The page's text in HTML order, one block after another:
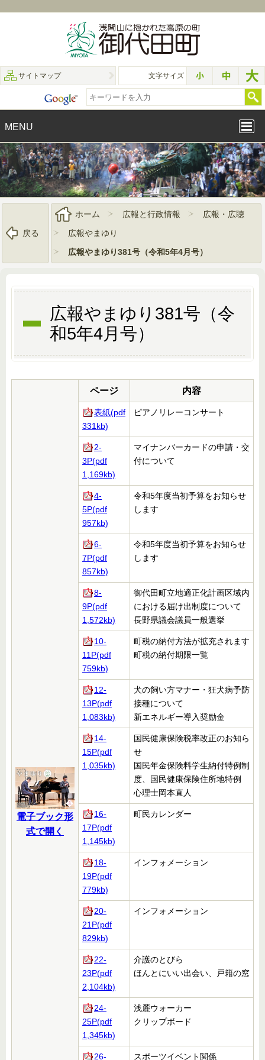
サイトマップ 文字サイズ
MENU
戻る
ホーム 広報と行政情報
広報・広聴
広報やまゆり
広報やまゆり381号（令和5年4月号）
広報やまゆり381号（令
和5年4月号）
電子ブック形
式で開く
ページ 内容
表紙(pdf
331kb)
ピアノリレーコンサート
2-
3P(pdf
1,169kb)
マイナンバーカードの申請・交
付について
4-
5P(pdf
957kb)
令和5年度当初予算をお知らせ
します
6-
7P(pdf
857kb)
令和5年度当初予算をお知らせ
します
8-
9P(pdf
1,572kb)
御代田町立地適正化計画区域内
における届け出制度について
長野県議会議員一般選挙
10-
11P(pdf
759kb)
町税の納付方法が拡充されます
町税の納付期限一覧
12-
13P(pdf
1,083kb)
犬の飼い方マナー・狂犬病予防
接種について
新エネルギー導入奨励金
14-
15P(pdf
1,035kb)
国民健康保険税率改正のお知ら
せ
国民年金保険料学生納付特例制
度、国民健康保険住所地特例
心理士岡本直人
16-
17P(pdf
1,145kb)
町民カレンダー
18-
19P(pdf
779kb)
インフォメーション
20-
21P(pdf
829kb)
インフォメーション
22-
23P(pdf
2,104kb)
介護のとびら
ほんとにいい出会い、戸籍の窓
24-
25P(pdf
1,345kb)
浅麓ウォーカー
クリップボード
26- スポーツイベント関係